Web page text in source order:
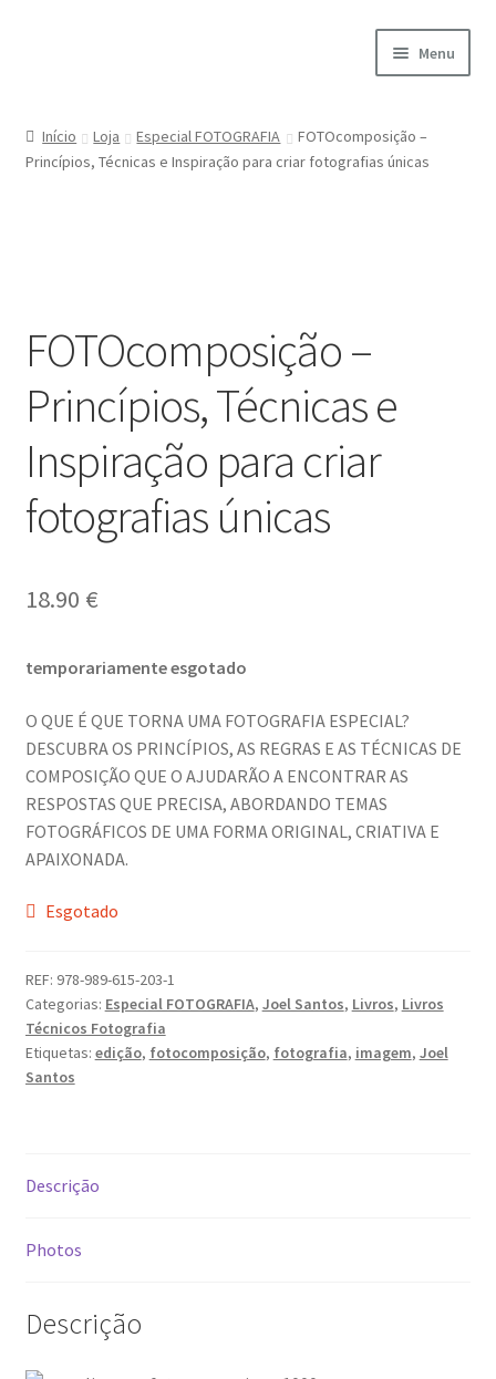
Menu
A minha conta
Checkout
Cookie Policy
Courses
Dia Mundial da Terra
FEIRA DO LIVRO: Última semana da Campanha 50-15
Livros gratuitos de Fotografia
Patrocínio a DICAS DE FOTOGRAFIA
Teletrabalho e Ensino à distância
TOP 10
Video Dicas
200 DIAS PARA DENTRO
Início Loja Especial FOTOGRAFIA
FOTOcomposição –
Princípios, Técnicas e Inspiração para criar fotografias únicas
FOTOcomposição –
Princípios, Técnicas e
Inspiração para criar
fotografias únicas
18.90 €
temporariamente esgotado
O QUE É QUE TORNA UMA FOTOGRAFIA ESPECIAL?
DESCUBRA OS PRINCÍPIOS, AS REGRAS E AS TÉCNICAS DE
COMPOSIÇÃO QUE O AJUDARÃO A ENCONTRAR AS
RESPOSTAS QUE PRECISA, ABORDANDO TEMAS
FOTOGRÁFICOS DE UMA FORMA ORIGINAL, CRIATIVA E
APAIXONADA.
Esgotado
REF: 978-989-615-203-1
Categorias: Especial FOTOGRAFIA, Joel Santos, Livros, Livros
Técnicos Fotografia
Etiquetas: edição, fotocomposição, fotografia, imagem, Joel
Santos
Descrição
Photos
Descrição